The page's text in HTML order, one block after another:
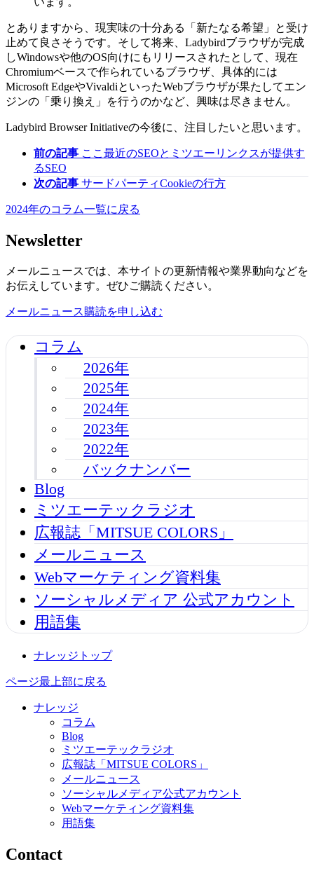
とありますから、現実味の十分ある「新たなる希望」と受け
止めて良さそうです。そして将来、Ladybirdブラウザが完成
しWindowsや他のOS向けにもリリースされたとして、現在
Chromiumベースで作られているブラウザ、具体的には
Microsoft EdgeやVivaldiといったWebブラウザが果たしてエン
ジンの「乗り換え」を行うのかなど、興味は尽きません。
Ladybird Browser Initiativeの今後に、注目したいと思います。
前の記事 ここ最近のSEOとミツエーリンクスが提供す
るSEO
次の記事 サードパーティCookieの行方
2024年のコラム一覧に戻る
Newsletter
メールニュースでは、本サイトの更新情報や業界動向などを
お伝えしています。ぜひご購読ください。
メールニュース購読を申し込む
コラム
2026年
2025年
2024年
2023年
2022年
バックナンバー
Blog
ミツエーテックラジオ
広報誌「MITSUE COLORS」
メールニュース
Webマーケティング資料集
ソーシャルメディア 公式アカウント
用語集
ナレッジトップ
ページ最上部に戻る
ナレッジ
コラム
Blog
ミツエーテックラジオ
広報誌「MITSUE COLORS」
メールニュース
ソーシャルメディア公式アカウント
Webマーケティング資料集
用語集
Contact